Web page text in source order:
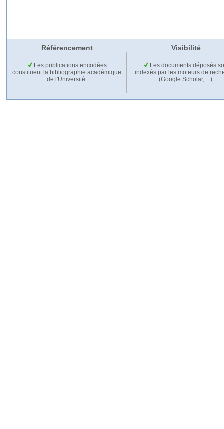
Référencement Visibilité
Les publications encodées
constituent la bibliographie académique
de l'Université.
Les documents déposés
indexés par les moteurs de
(Google Scholar,…).